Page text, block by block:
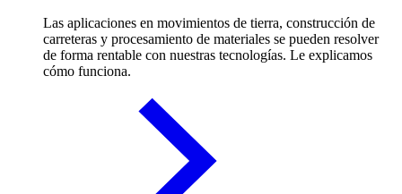
Las aplicaciones en movimientos de tierra, construcción de
carreteras y procesamiento de materiales se pueden resolver
de forma rentable con nuestras tecnologías. Le explicamos
cómo funciona.